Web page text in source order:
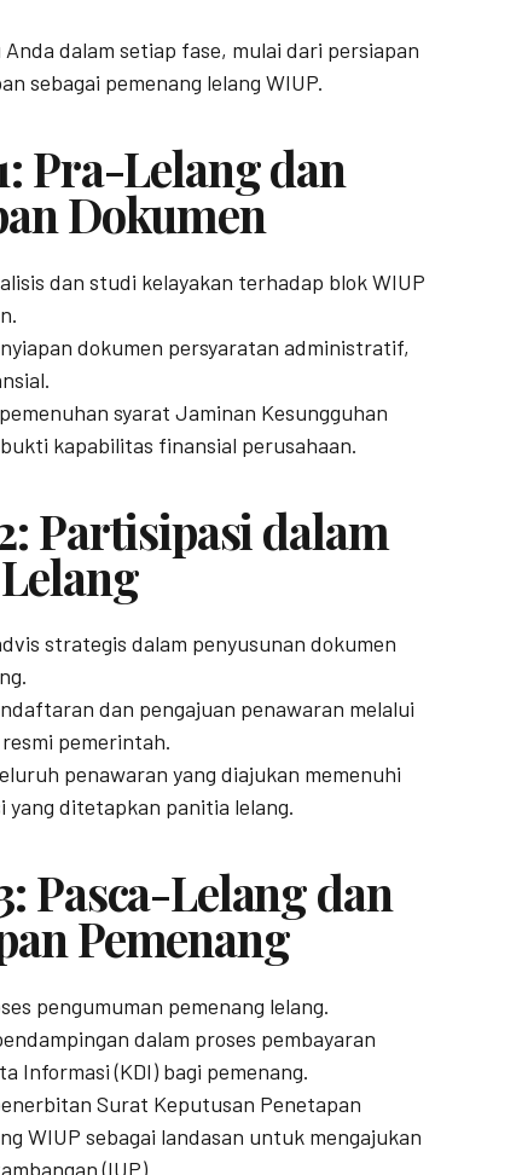
Anda dalam setiap fase, mulai dari persiapan
sebagai pemenang lelang WIUP.
Pra-Lelang dan
Dokumen
dan studi kelayakan terhadap blok WIUP
dokumen persyaratan administratif,
syarat Jaminan Kesungguhan
kapabilitas finansial perusahaan.
Partisipasi dalam
strategis dalam penyusunan dokumen
dan pengajuan penawaran melalui
pemerintah.
penawaran yang diajukan memenuhi
yang ditetapkan panitia lelang.
Pasca-Lelang dan
Pemenang
pengumuman pemenang lelang.
dalam proses pembayaran
Informasi (KDI) bagi pemenang.
Surat Keputusan Penetapan
WIUP sebagai landasan untuk mengajukan
(IUP).